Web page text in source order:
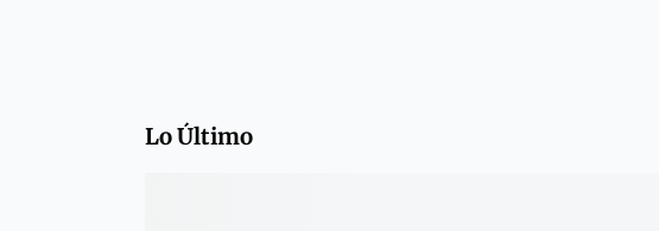
Lo Último